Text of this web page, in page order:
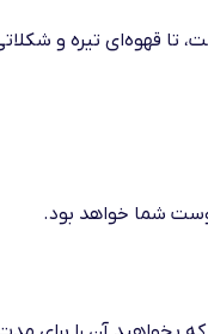
تا قهوه‌ای تیره و
شما خواهد بود.